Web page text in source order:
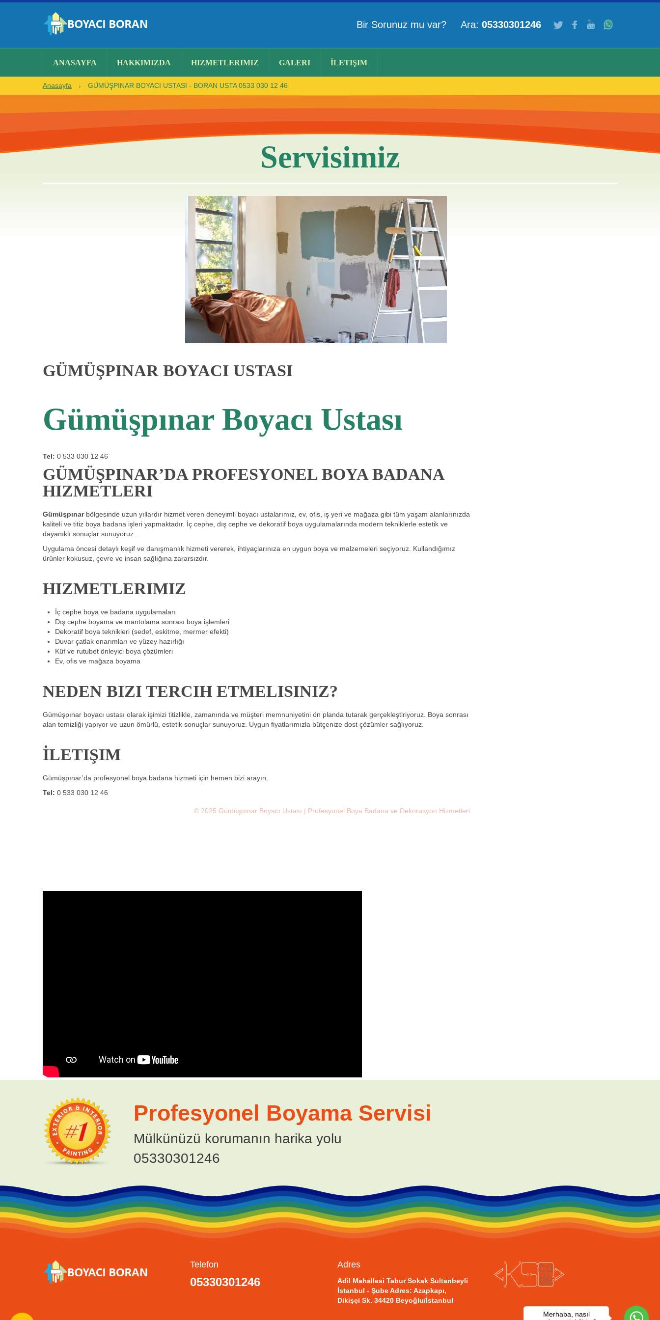
Bir Sorunuz mu var? Ara: 05330301246
ANASAYFA HAKKIMIZDA HIZMETLERIMIZ GALERI İLETIŞIM
Anasayfa GÜMÜŞPINAR BOYACI USTASI - BORAN USTA 0533 030 12 46
Servisimiz
GÜMÜŞPINAR BOYACI USTASI
Gümüşpınar Boyacı Ustası
Tel: 0 533 030 12 46
GÜMÜŞPINAR’DA PROFESYONEL BOYA BADANA
HIZMETLERI
Gümüşpınarbölgesinde uzun yıllardır hizmet veren deneyimli boyacı ustalarımız, ev, ofis, iş yeri ve mağaza gibi tüm yaşam alanlarınızda
kaliteli ve titiz boya badana işleri yapmaktadır. İç cephe, dış cephe ve dekoratif boya uygulamalarında modern tekniklerle estetik ve
dayanıklı sonuçlar sunuyoruz.
Uygulama öncesi detaylı keşif ve danışmanlık hizmeti vererek, ihtiyaçlarınıza en uygun boya ve malzemeleri seçiyoruz. Kullandığımız
ürünler kokusuz, çevre ve insan sağlığına zararsızdır.
HIZMETLERIMIZ
İç cephe boya ve badana uygulamaları
Dış cephe boyama ve mantolama sonrası boya işlemleri
Dekoratif boya teknikleri (sedef, eskitme, mermer efekti)
Duvar çatlak onarımları ve yüzey hazırlığı
Küf ve rutubet önleyici boya çözümleri
Ev, ofis ve mağaza boyama
NEDEN BIZI TERCIH ETMELISINIZ?
Gümüşpınar boyacı ustası olarak işimizi titizlikle, zamanında ve müşteri memnuniyetini ön planda tutarak gerçekleştiriyoruz. Boya sonrası
alan temizliği yapıyor ve uzun ömürlü, estetik sonuçlar sunuyoruz. Uygun fiyatlarımızla bütçenize dost çözümler sağlıyoruz.
İLETIŞIM
Gümüşpınar’da profesyonel boya badana hizmeti için hemen bizi arayın.
Tel: 0 533 030 12 46
© 2025 Gümüşpınar Boyacı Ustası | Profesyonel Boya Badana ve Dekorasyon Hizmetleri
Profesyonel Boyama Servisi
Mülkünüzü korumanın harika yolu
05330301246
Telefon
05330301246
Adres
Adil Mahallesi Tabur Sokak Sultanbeyli
İstanbul - Şube Adres: Azapkapı,
Dikişçi Sk. 34420 Beyoğlu/İstanbul
Merhaba, nasıl